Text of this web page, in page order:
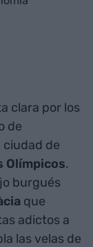
clara por los
de
de
Olímpicos.
burgués
que
adictos a
las velas de